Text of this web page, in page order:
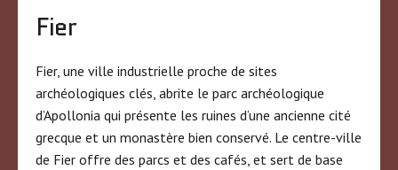
Fier
Fier, une ville industrielle proche de sites
archéologiques clés, abrite le parc archéologique
d’Apollonia qui présente les ruines d’une ancienne cité
grecque et un monastère bien conservé. Le centre-ville
de Fier offre des parcs et des cafés, et sert de base